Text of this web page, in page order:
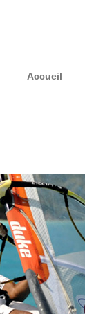
Accueil